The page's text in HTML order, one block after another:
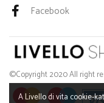
Facebook
©Copyright 2020 All right
A Livello di vita cookie-